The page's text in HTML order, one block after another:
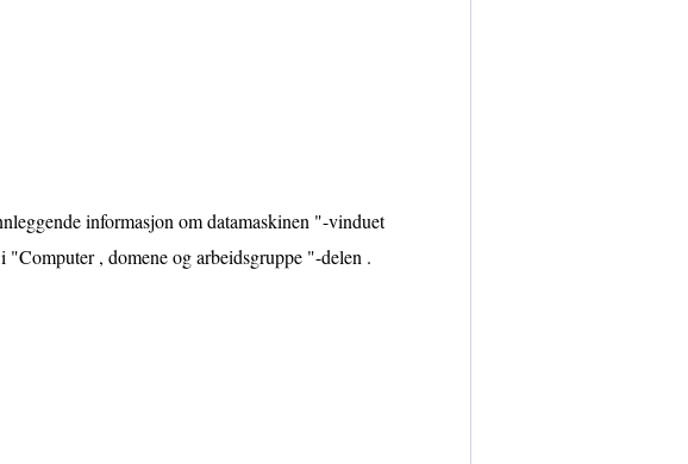
informasjon om datamaskinen "-vinduet
, domene og arbeidsgruppe "-delen .